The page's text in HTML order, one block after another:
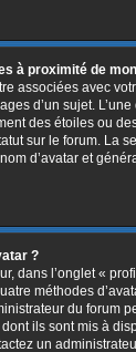
à proximité de
associées avec
d’un sujet. L’une
des étoiles ou
sur le forum. La
d’avatar et
?
dans l’onglet «
méthodes
du forum
ils sont mis à
un